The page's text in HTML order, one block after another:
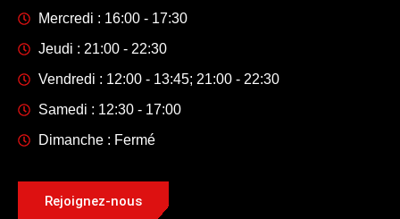
Mercredi : 16:00 - 17:30
Jeudi : 21:00 - 22:30
Vendredi : 12:00 - 13:45; 21:00 - 22:30
Samedi : 12:30 - 17:00
Dimanche : Fermé
Rejoignez-nous